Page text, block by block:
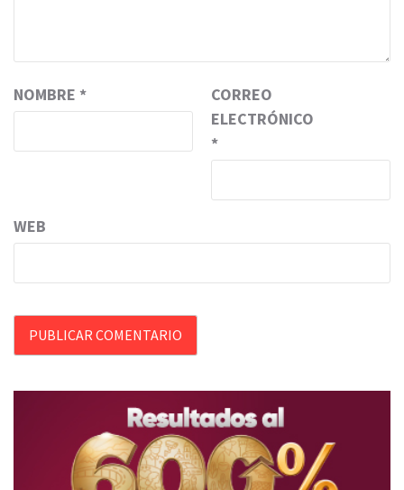
NOMBRE *
CORREO
ELECTRÓNICO
*
WEB